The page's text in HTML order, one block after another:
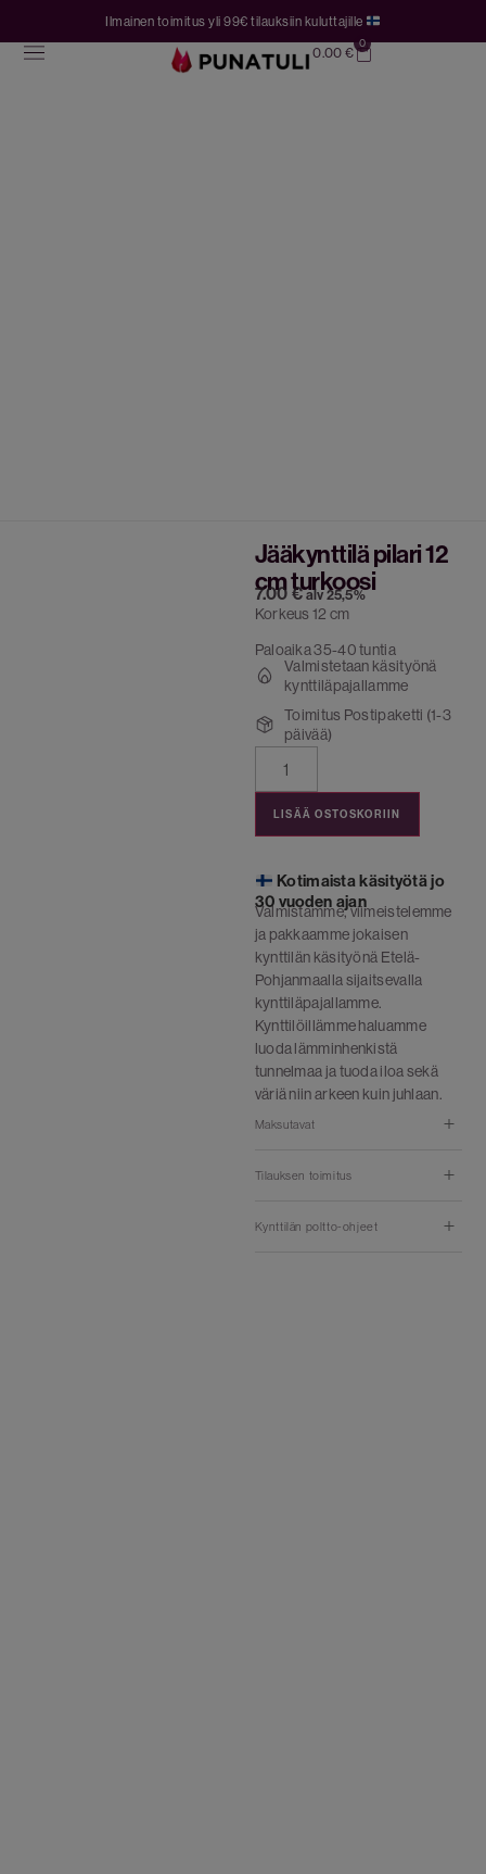
Ilmainen toimitus yli 99€ tilauksiin kuluttajille
0.00€
0
Jääkynttilä pilari 12
cm turkoosi
7.00 € alv 25,5%
Korkeus 12 cm
Paloaika 35-40 tuntia
Valmistetaan käsityönä
kynttiläpajallamme
Toimitus Postipaketti (1-3
päivää)
LISÄÄ OSTOSKORIIN
Kotimaista käsityötä jo
30 vuoden ajan
Valmistamme, viimeistelemme
ja pakkaamme jokaisen
kynttilän käsityönä Etelä-
Pohjanmaalla sijaitsevalla
kynttiläpajallamme.
Kynttilöillämme haluamme
luoda lämminhenkistä
tunnelmaa ja tuoda iloa sekä
väriä niin arkeen kuin juhlaan.
Maksutavat
Tilauksen toimitus
Kynttilän poltto-ohjeet